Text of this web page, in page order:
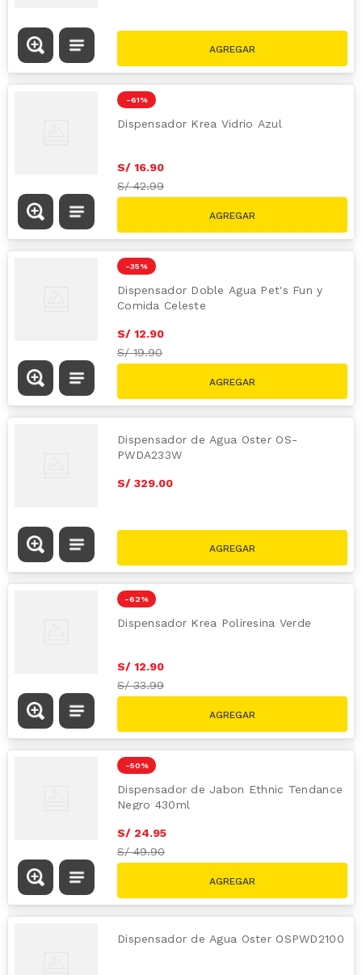
-61 %
Dispensador Krea Vidrio Azul
S/ 16.90
S/42.99
-35 %
Dispensador Doble Agua Pet's Fun y
Comida Celeste
S/ 12.90
S/19.90
Dispensador de Agua Oster OS-
PWDA233W
S/ 329.00
-62 %
Dispensador Krea Poliresina Verde
S/ 12.90
S/33.99
-50 %
Dispensador de Jabon Ethnic Tendance
Negro 430ml
S/ 24.95
S/49.90
Dispensador de Agua Oster OSPWD2100